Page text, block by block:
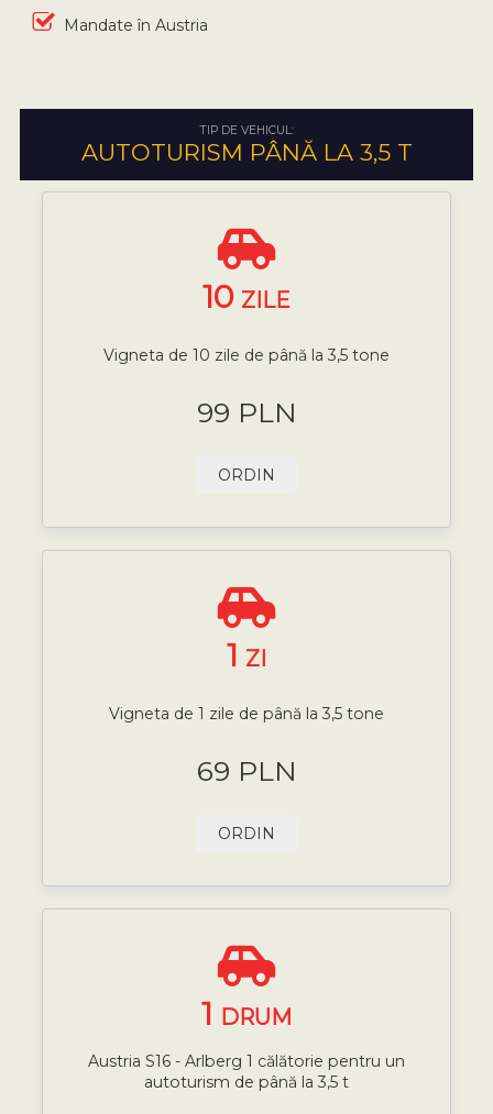
Mandate în Austria
TIP DE VEHICUL:
AUTOTURISM PÂNĂ LA 3,5 T
10 ZILE
Vigneta de 10 zile de până la 3,5 tone
99 PLN
ORDIN
1 ZI
Vigneta de 1 zile de până la 3,5 tone
69 PLN
ORDIN
1 DRUM
Austria S16 - Arlberg 1 călătorie pentru un
autoturism de până la 3,5 t